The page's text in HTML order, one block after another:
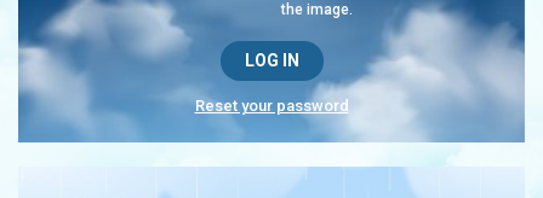
the image.
Reset your password